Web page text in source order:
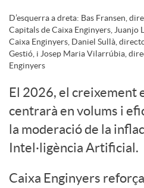
n
g
u
t
s
D’esquerra a dreta: Bas Fransen,
Capitals de Caixa Enginyers, Juanjo
Caixa Enginyers, Daniel Sullà,
Gestió, i Josep Maria Vilarrúbia,
Enginyers
El 2026, el creixement
centrarà en volums i
la moderació de la
Intel·ligència Artificial.
Caixa Enginyers